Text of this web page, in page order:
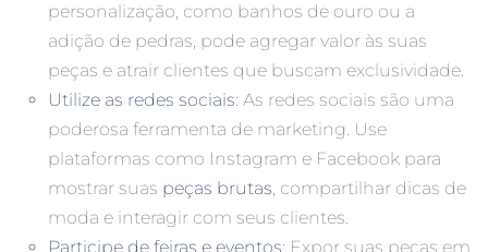
personalização, como banhos de ouro ou a
adição de pedras, pode agregar valor às suas
peças e atrair clientes que buscam exclusividade.
Utilize as redes sociais: As redes sociais são uma
poderosa ferramenta de marketing. Use
plataformas como Instagram e Facebook para
mostrar suas peças brutas, compartilhar dicas de
moda e interagir com seus clientes.
Participe de feiras e eventos: Expor suas peças em